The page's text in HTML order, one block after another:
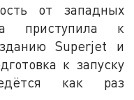
от западных
приступила к
Superjet и
к запуску
как раз